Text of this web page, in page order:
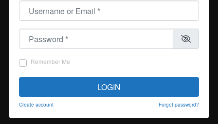
Username or Email
Password
Remember Me
LOGIN
Create account Forgot password?